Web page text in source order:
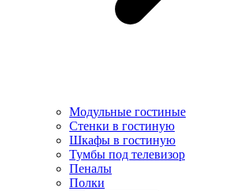
Модульные гостиные
Стенки в гостиную
Шкафы в гостиную
Тумбы под телевизор
Пеналы
Полки